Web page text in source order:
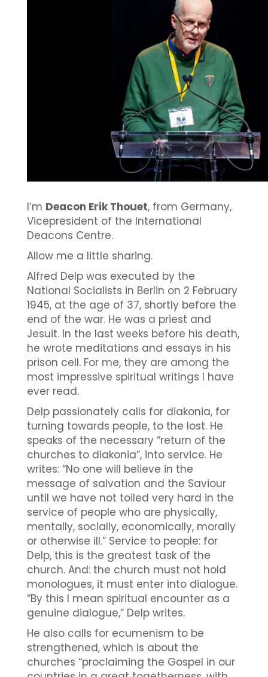
I’m Deacon Erik Thouet, from Germany,
Vicepresident of the International
Deacons Centre.
Allow me a little sharing.
Alfred Delp was executed by the
National Socialists in Berlin on 2 February
1945, at the age of 37, shortly before the
end of the war. He was a priest and
Jesuit. In the last weeks before his death,
he wrote meditations and essays in his
prison cell. For me, they are among the
most impressive spiritual writings I have
ever read.
Delp passionately calls for diakonia, for
turning towards people, to the lost. He
speaks of the necessary “return of the
churches to diakonia”, into service. He
writes: “No one will believe in the
message of salvation and the Saviour
until we have not toiled very hard in the
service of people who are physically,
mentally, socially, economically, morally
or otherwise ill.” Service to people: for
Delp, this is the greatest task of the
church. And: the church must not hold
monologues, it must enter into dialogue.
“By this I mean spiritual encounter as a
genuine dialogue,” Delp writes.
He also calls for ecumenism to be
strengthened, which is about the
churches “proclaiming the Gospel in our